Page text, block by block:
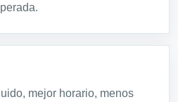
mejor horario, menos